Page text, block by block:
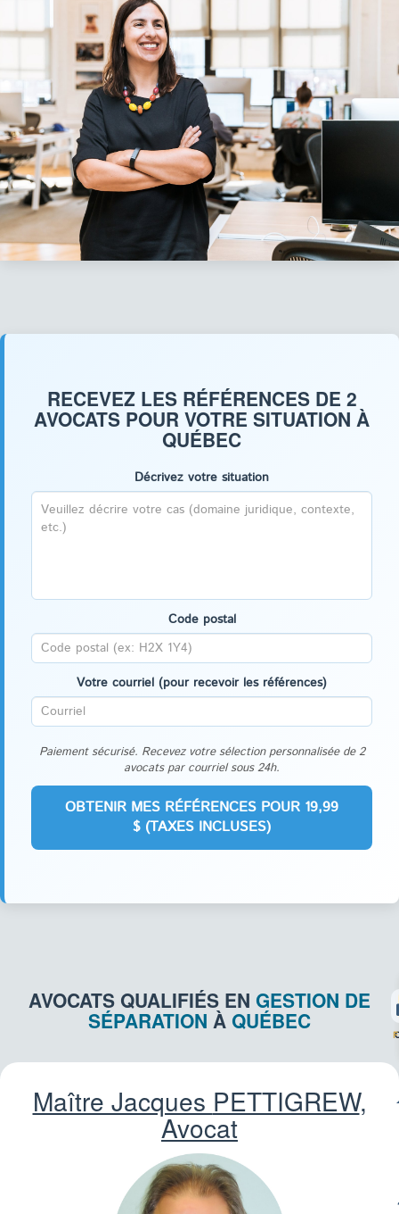
RECEVEZ LES RÉFÉRENCES DE 2
AVOCATS POUR VOTRE SITUATION À
QUÉBEC
Décrivez votre situation
Code postal
Votre courriel (pour recevoir les références)
Paiement sécurisé. Recevez votre sélection personnalisée de 2
avocats par courriel sous 24h.
AVOCATS QUALIFIÉS EN GESTION DE
SÉPARATION À QUÉBEC
Maître Jacques PETTIGREW,
Avocat